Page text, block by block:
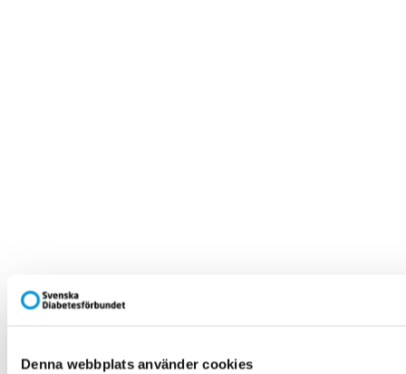
Denna webbplats använder cookies